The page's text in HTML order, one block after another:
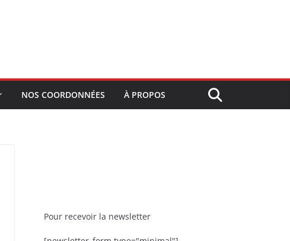
NOS COORDONNÉES À PROPOS
Pour recevoir la newsletter